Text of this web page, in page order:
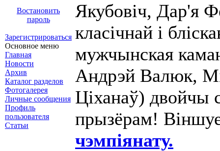
Востановить
пароль
Зарегистрироваться
Основное меню
Главная
Новости
Архив
Каталог разделов
Фотогалерея
Личные сообщения
Профиль
пользователя
Статьи
Якубовіч, Дар'я
класічнай і
мужчынская
Андрэй Валюк,
Ціханаў) двойчы
прызёрам!
чэмпіянату.